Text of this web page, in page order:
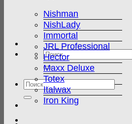
Искать:
Искать:
Nishman
NishLady
Immortal
JRL Professional
Hector
Maxx Deluxe
Totex
Italwax
Iron King